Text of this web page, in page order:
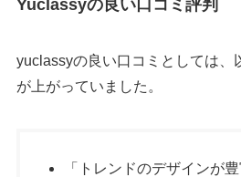
Yuclassyの良い口コミ評判
yuclassyの良い口コミとしては、
が上がっていました。
「トレンドのデザインが豊